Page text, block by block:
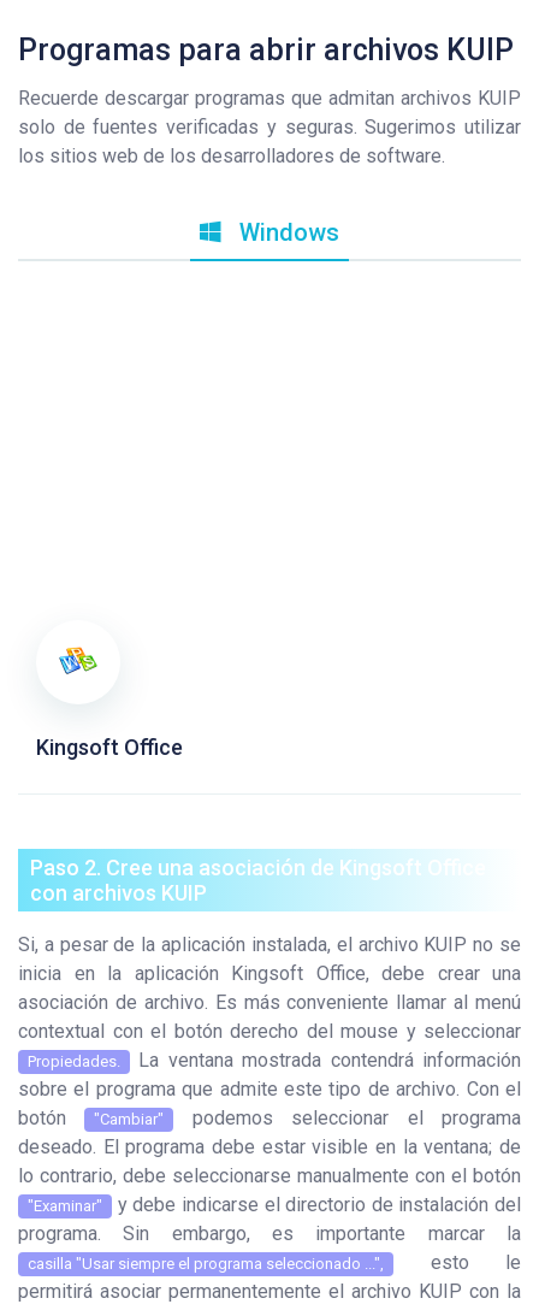
Programas para abrir archivos KUIP
Recuerde descargar programas que admitan archivos KUIP
solo de fuentes verificadas y seguras. Sugerimos utilizar
los sitios web de los desarrolladores de software.
Windows
Kingsoft Office
Paso 2. Cree una asociación de Kingsoft Office
con archivos KUIP
Si, a pesar de la aplicación instalada, el archivo KUIP no se
inicia en la aplicación Kingsoft Office, debe crear una
asociación de archivo. Es más conveniente llamar al menú
contextual con el botón derecho del mouse y seleccionar
Propiedades.
La ventana mostrada contendrá información
sobre el programa que admite este tipo de archivo. Con el
botón "Cambiar"
podemos seleccionar el programa
deseado. El programa debe estar visible en la ventana; de
lo contrario, debe seleccionarse manualmente con el botón
"Examinar"
y debe indicarse el directorio de instalación del
programa. Sin embargo, es importante marcar la
casilla "Usar siempre el programa seleccionado ...",
esto le
permitirá asociar permanentemente el archivo KUIP con la